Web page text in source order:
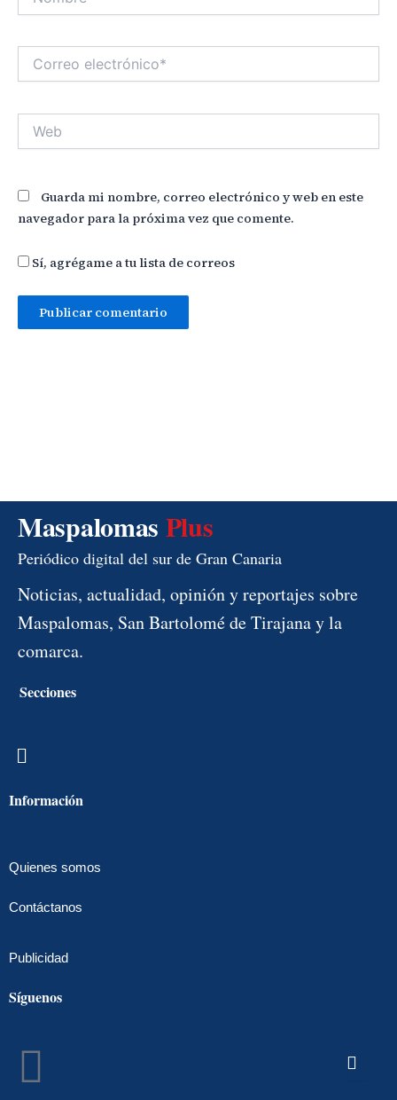
Correo
electrónico*
Guarda mi nombre, correo electrónico y web en este
navegador para la próxima vez que comente.
Sí, agrégame a tu lista de correos
Maspalomas Plus
Periódico digital del sur de Gran Canaria
Noticias, actualidad, opinión y reportajes sobre
Maspalomas, San Bartolomé de Tirajana y la
comarca.
Secciones
Menú
Información
Quienes somos
Contáctanos
Publicidad
Síguenos
Facebook
Instagram